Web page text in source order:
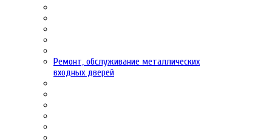
Ремонт, обслуживание металлических
входных дверей